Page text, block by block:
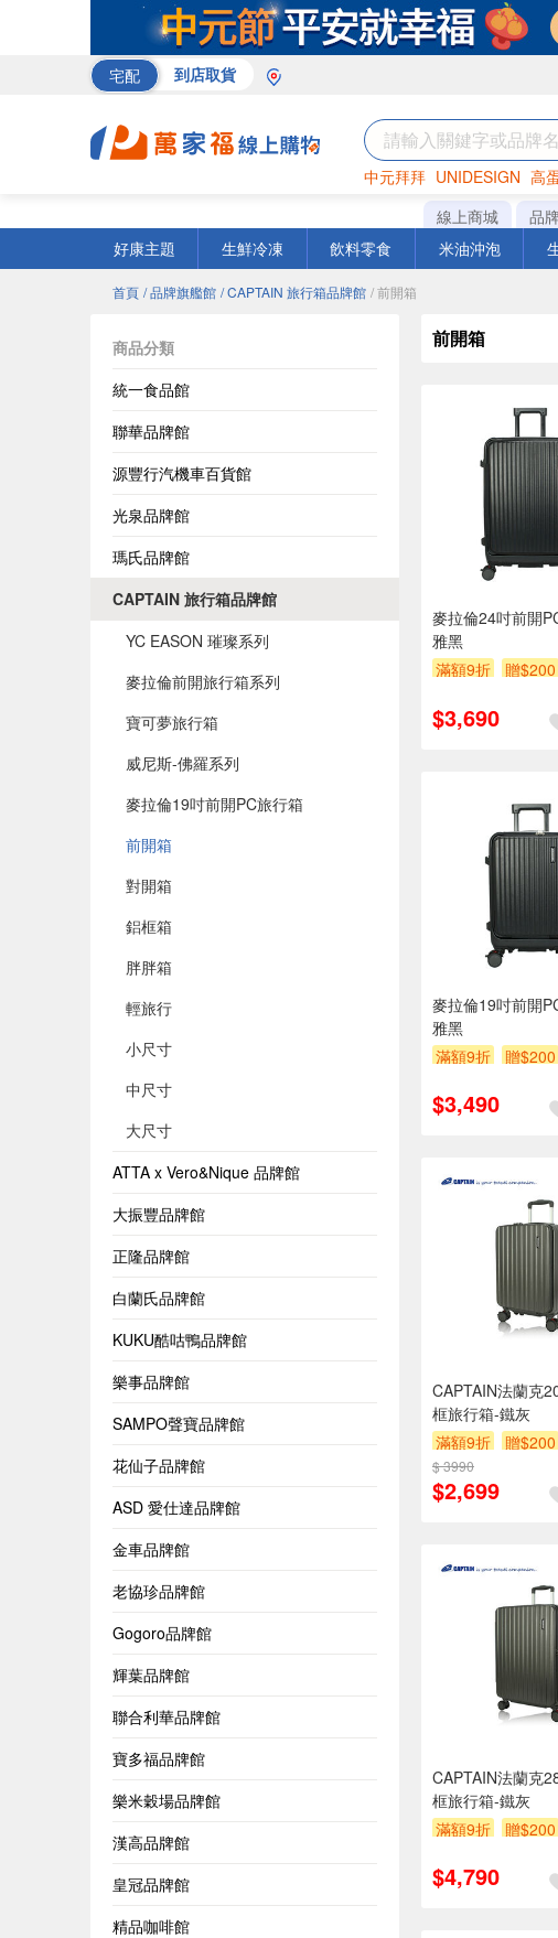
宅配 到店取貨
中元拜拜 UNIDESIGN 高
罐頭 咖啡 海苔
線上商城 品
好康主題
生鮮冷凍 飲料零食 米油沖泡
首頁 / 品牌旗艦館 / CAPTAIN 旅行箱品牌館 / 前開箱
商品分類
統一食品館
聯華品牌館
源豐行汽機車百貨館
光泉品牌館
瑪氏品牌館
CAPTAIN 旅行箱品牌館
YC EASON 璀璨系列
麥拉倫前開旅行箱系列
寶可夢旅行箱
威尼斯-佛羅系列
麥拉倫19吋前開PC旅行箱
前開箱
對開箱
鋁框箱
胖胖箱
輕旅行
小尺寸
中尺寸
大尺寸
ATTA x Vero&Nique 品牌館
大振豐品牌館
正隆品牌館
白蘭氏品牌館
KUKU酷咕鴨品牌館
樂事品牌館
SAMPO聲寶品牌館
花仙子品牌館
ASD 愛仕達品牌館
金車品牌館
老協珍品牌館
Gogoro品牌館
輝葉品牌館
聯合利華品牌館
寶多福品牌館
樂米穀場品牌館
漢高品牌館
皇冠品牌館
精品咖啡館
前開箱
麥拉倫24吋前開
雅黑
滿額9折
贈$200
$3,690
麥拉倫19吋前開
雅黑
滿額9折
贈$200
$3,490
CAPTAIN法蘭克
框旅行箱-鐵灰
滿額9折
贈$200
$ 3990
$2,699
CAPTAIN法蘭克
框旅行箱-鐵灰
滿額9折
贈$200
$4,790